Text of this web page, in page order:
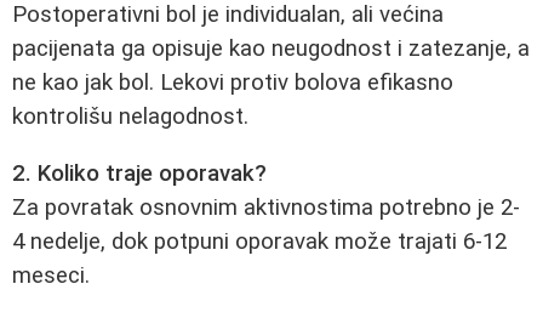
Postoperativni bol je individualan, ali većina
pacijenata ga opisuje kao neugodnost i zatezanje, a
ne kao jak bol. Lekovi protiv bolova efikasno
kontrolišu nelagodnost.
2. Koliko traje oporavak?
Za povratak osnovnim aktivnostima potrebno je 2-
4 nedelje, dok potpuni oporavak može trajati 6-12
meseci.